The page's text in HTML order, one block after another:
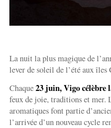
La nuit la plus magique de
lever de soleil de l’été aux îles
Chaque23 juin, Vigo célèbre
feux de joie, traditions et mer.
aromatiques font partie
l’arrivée d’un nouveau cycle